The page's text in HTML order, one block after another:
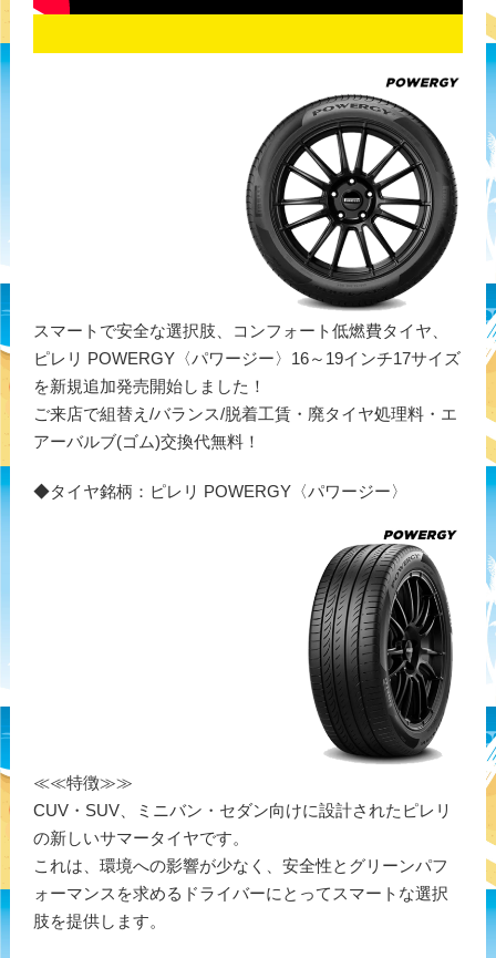
スマートで安全な選択肢、コンフォート低燃費タイヤ、
ピレリ POWERGY〈パワージー〉16～19インチ17サイズ
を新規追加発売開始しました！
ご来店で組替え/バランス/脱着工賃・廃タイヤ処理料・エ
アーバルブ(ゴム)交換代無料！
◆タイヤ銘柄：ピレリ POWERGY〈パワージー〉
≪≪特徴≫≫
CUV・SUV、ミニバン・セダン向けに設計されたピレリ
の新しいサマータイヤです。
これは、環境への影響が少なく、安全性とグリーンパフ
ォーマンスを求めるドライバーにとってスマートな選択
肢を提供します。